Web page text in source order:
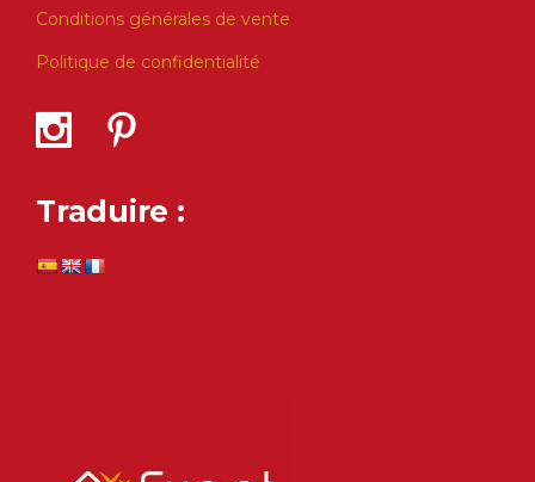
Conditions générales de vente
Politique de confidentialité
Traduire :